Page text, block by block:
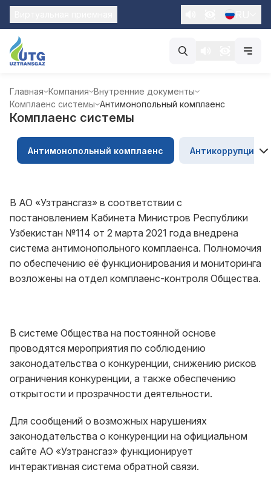
Главная Компания Внутренние документы
Комплаенс системы Антимонопольный комплаенс
Комплаенс системы
Антимонопольный комплаенс
В АО «Узтрансгаз» в соответствии с
постановлением Кабинета Министров Республики
Узбекистан №114 от 2 марта 2021 года внедрена
система антимонопольного комплаенса. Полномочия
по обеспечению её функционирования и мониторинга
возложены на отдел комплаенс-контроля Общества.
В системе Общества на постоянной основе
проводятся мероприятия по соблюдению
законодательства о конкуренции, снижению рисков
ограничения конкуренции, а также обеспечению
открытости и прозрачности деятельности.
Для сообщений о возможных нарушениях
законодательства о конкуренции на официальном
сайте АО «Узтрансгаз» функционирует
интерактивная система обратной связи.